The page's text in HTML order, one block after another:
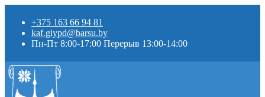
+375 163 66 94 81
kaf.giypd@barsu.by
Пн-Пт 8:00-17:00 Перерыв 13:00-14:00